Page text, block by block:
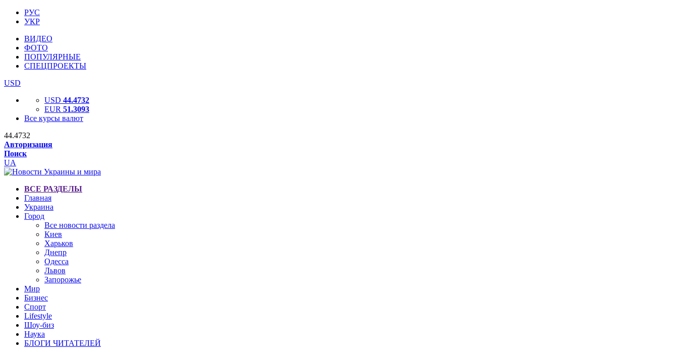
РУС
УКР
ВИДЕО
ФОТО
ПОПУЛЯРНЫЕ
СПЕЦПРОЕКТЫ
USD
USD 44.4732
EUR 51.3093
Все курсы валют
44.4732
Авторизация
Поиск
UA
ВСЕ РАЗДЕЛЫ
Главная
Украина
Город
Все новости раздела
Киев
Харьков
Днепр
Одесса
Львов
Запорожье
Мир
Бизнес
Спорт
Lifestyle
Шоу-биз
Наука
БЛОГИ ЧИТАТЕЛЕЙ